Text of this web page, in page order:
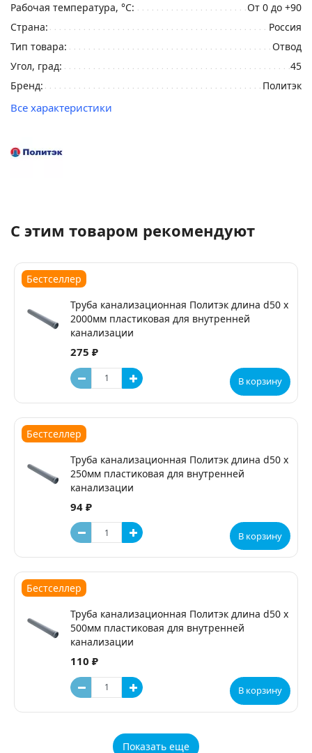
Рабочая температура, °С:
От 0 до +90
Страна:
Россия
Тип товара:
Отвод
Угол, град:
45
Бренд:
Политэк
Все характеристики
С этим товаром рекомендуют
Бестселлер
Труба канализационная Политэк длина d50 х
2000мм пластиковая для внутренней
канализации
275 ₽
В корзину
Бестселлер
Труба канализационная Политэк длина d50 х
250мм пластиковая для внутренней
канализации
94 ₽
В корзину
Бестселлер
Труба канализационная Политэк длина d50 х
500мм пластиковая для внутренней
канализации
110 ₽
В корзину
Показать еще